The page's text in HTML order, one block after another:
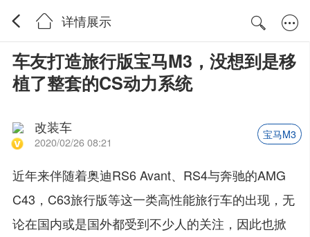
详情展示
车友打造旅行版宝马M3，没想到是移
植了整套的CS动力系统
改装车
2020/02/26 08:21
宝马M3
近年来伴随着奥迪RS6 Avant、RS4与奔驰的AMG
C43，C63旅行版等这一类高性能旅行车的出现，无
论在国内或是国外都受到不少人的关注，因此也掀